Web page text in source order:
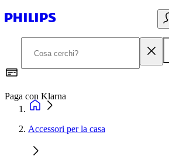
Paga con Klarna
Accessori per la casa